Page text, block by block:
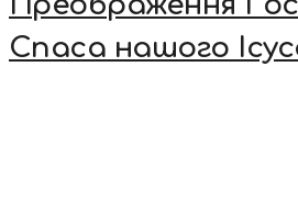
Спаса нашого